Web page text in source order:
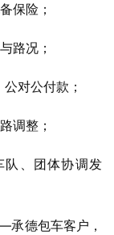
保险；
路况；
对公付款；
调整；
、团体协调发
德包车客户，